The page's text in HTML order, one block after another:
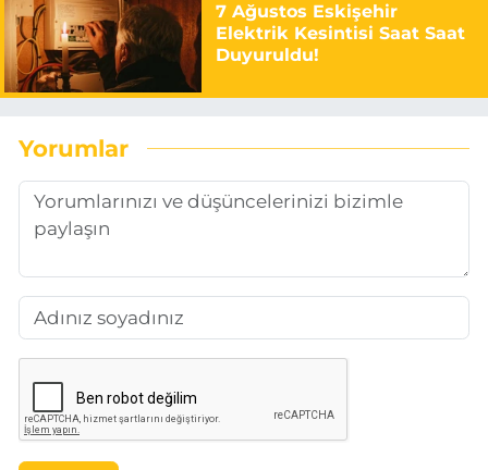
7 Ağustos Eskişehir
Elektrik Kesintisi Saat Saat
Duyuruldu!
Yorumlar